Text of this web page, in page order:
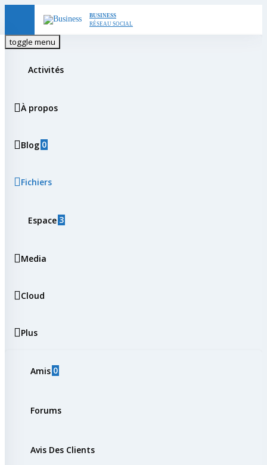
content
BUSINESS
RÉSEAU SOCIAL
toggle menu
Activités
À propos
Blog 0
Fichiers
Espace 3
Media
Cloud
Plus
Amis 0
Forums
Avis Des Clients